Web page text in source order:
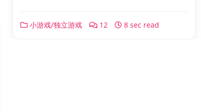
小游戏/独立游戏 12 8 sec read